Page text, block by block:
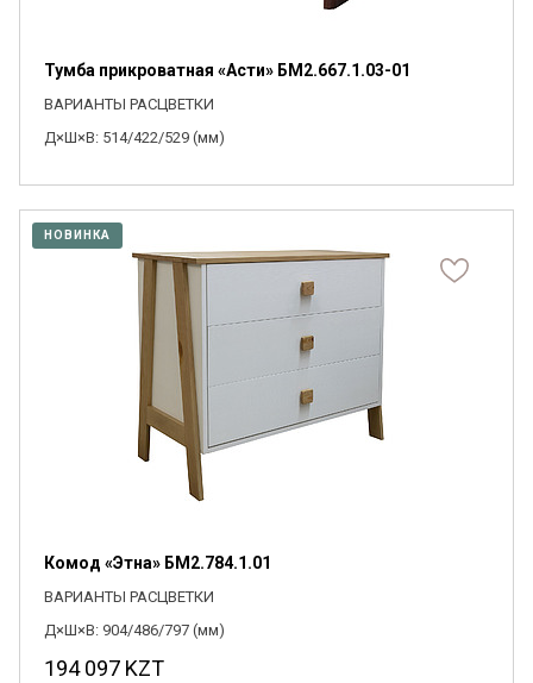
Тумба прикроватная «Асти» БМ2.667.1.03-01
ВАРИАНТЫ РАСЦВЕТКИ
Д×Ш×В: 514/422/529 (мм)
НОВИНКА
Комод «Этна» БМ2.784.1.01
ВАРИАНТЫ РАСЦВЕТКИ
Д×Ш×В: 904/486/797 (мм)
194 097 KZT